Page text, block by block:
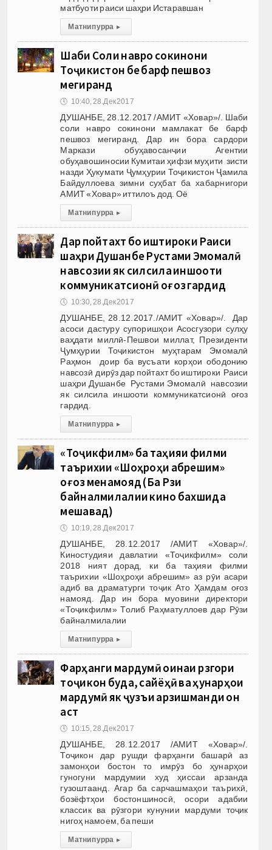
матбуоти раиси шаҳри Истаравшан
Матни пурра ▸
Шаби Соли навро сокинони
Тоҷикистон бе барф пешвоз
мегиранд
🕔 10:40, 28.Дек 2017
ДУШАНБЕ, 28.12.2017 /АМИТ «Ховар»/. Шаби
соли навро сокинони мамлакат бе барф
пешвоз мегиранд. Дар ин бора сардори
Маркази обуҳавосанҷии Агентии
обуҳавошиносии Кумитаи ҳифзи муҳити зисти
назди Ҳукумати Ҷумҳурии Тоҷикистон Ҷамила
Байдуллоева зимни суҳбат ба хабарнигори
АМИТ «Ховар» иттилоъ дод. Оё
Матни пурра ▸
Дар пойтахт бо иштироки Раиси
шаҳри Душанбе Рустами Эмомалӣ
навсозии як силсила иншооти
коммуникатсионӣ оғоз гардид
🕔 10:30, 28.Дек 2017
ДУШАНБЕ, 28.12.2017./АМИТ «Ховар»/. Дар
асоси дастуру супоришҳои Асосгузори сулҳу
ваҳдати миллӣ-Пешвои миллат, Президенти
Ҷумҳурии Тоҷикистон муҳтарам Эмомалӣ
Раҳмон доир ба вусъати корҳои ободонию
навсозӣ дирӯз дар пойтахт бо иштироки Раиси
шаҳри Душанбе Рустами Эмомалӣ навсозии
як силсила иншооти коммуникатсионӣ оғоз
гардид.
Матни пурра ▸
«Тоҷикфилм» ба таҳияи филми
таърихии «Шоҳроҳи абрешим»
оғоз менамояд (Ба Рӯзи
байналмилалии кино бахшида
мешавад)
🕔 10:19, 28.Дек 2017
ДУШАНБЕ, 28.12.2017 /АМИТ «Ховар»/.
Киностудияи давлатии «Тоҷикфилм» соли
2018 ният дорад, ки ба таҳияи филми
таърихии «Шоҳроҳи абрешим» аз рӯи асари
адиб ва драматурги тоҷик Ато Ҳамдам оғоз
намояд. Дар ин бора муовини директори
«Тоҷикфилм» Толиб Раҳматуллоев дар Рӯзи
байналмилалии
Матни пурра ▸
Фарҳанги мардумӣ оинаи рӯзгори
тоҷикон буда, сайёҳӣ ва ҳунарҳои
мардумӣ як ҷузъи арзишманди он
аст
🕔 10:15, 28.Дек 2017
ДУШАНБЕ, 28.12.2017 /АМИТ «Ховар»/.
Тоҷикон дар рушди фарҳанги башарӣ аз
замонҳои бостон то имрӯз бо ҳунарҳои
гуногуни мардумии худ ҳиссаи арзанда
гузоштаанд. Агар ба сарчашмаҳои таърихӣ,
бозёфтҳои бостоншиносӣ, осори адабии
классик ва рӯзгори кунунии мардуми тоҷик
нигоҳ намоем, ба пеши
Матни пурра ▸